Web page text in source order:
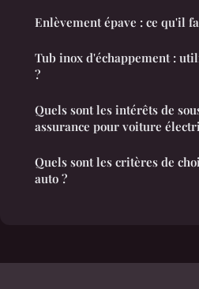
Enlèvement épave : ce qu'il
Tub inox d'échappement :
?
Quels sont les intérêts de
assurance pour voiture
Quels sont les critères de
auto ?